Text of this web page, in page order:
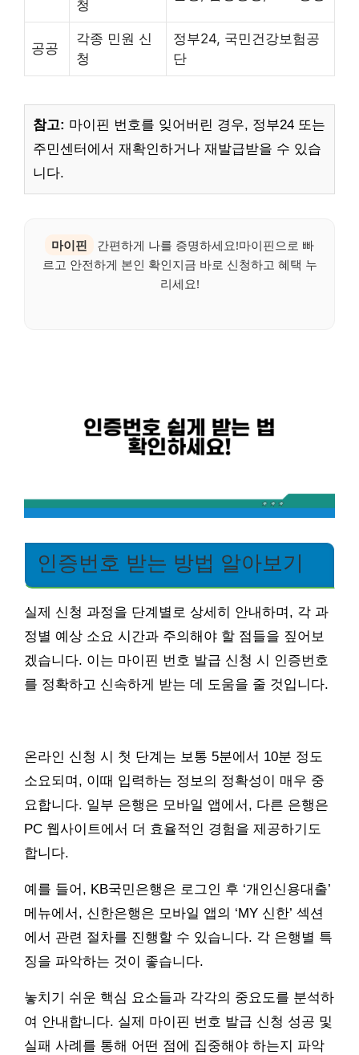
청
공공
각종 민원 신
청
정부24, 국민건강보험공
단
참고: 마이핀 번호를 잊어버린 경우, 정부24 또는
주민센터에서 재확인하거나 재발급받을 수 있습
니다.
마이핀
간편하게 나를 증명하세요!마이핀으로 빠
르고 안전하게 본인 확인지금 바로 신청하고 혜택 누
리세요!
인증번호 받는 방법 알아보기
실제 신청 과정을 단계별로 상세히 안내하며, 각 과
정별 예상 소요 시간과 주의해야 할 점들을 짚어보
겠습니다. 이는 마이핀 번호 발급 신청 시 인증번호
를 정확하고 신속하게 받는 데 도움을 줄 것입니다.
온라인 신청 시 첫 단계는 보통 5분에서 10분 정도
소요되며, 이때 입력하는 정보의 정확성이 매우 중
요합니다. 일부 은행은 모바일 앱에서, 다른 은행은
PC 웹사이트에서 더 효율적인 경험을 제공하기도
합니다.
예를 들어, KB국민은행은 로그인 후 ‘개인신용대출’
메뉴에서, 신한은행은 모바일 앱의 ‘MY 신한’ 섹션
에서 관련 절차를 진행할 수 있습니다. 각 은행별 특
징을 파악하는 것이 좋습니다.
놓치기 쉬운 핵심 요소들과 각각의 중요도를 분석하
여 안내합니다. 실제 마이핀 번호 발급 신청 성공 및
실패 사례를 통해 어떤 점에 집중해야 하는지 파악